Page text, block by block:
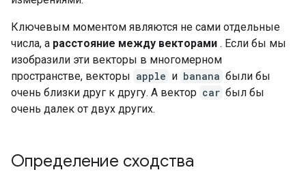
Ключевым моментом являются не сами отдельные
числа, а расстояние между векторами . Если бы мы
изобразили эти векторы в многомерном
пространстве, векторы apple и banana были бы
очень близки друг к другу. А вектор car был бы
очень далек от двух других.
Определение сходства